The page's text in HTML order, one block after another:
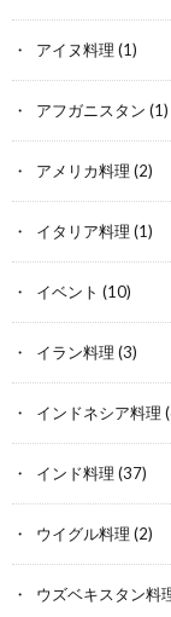
アイヌ料理 (1)
アフガニスタン (1)
アメリカ料理 (2)
イタリア料理 (1)
イベント (10)
イラン料理 (3)
インドネシア料理
インド料理 (37)
ウイグル料理 (2)
ウズベキスタン料